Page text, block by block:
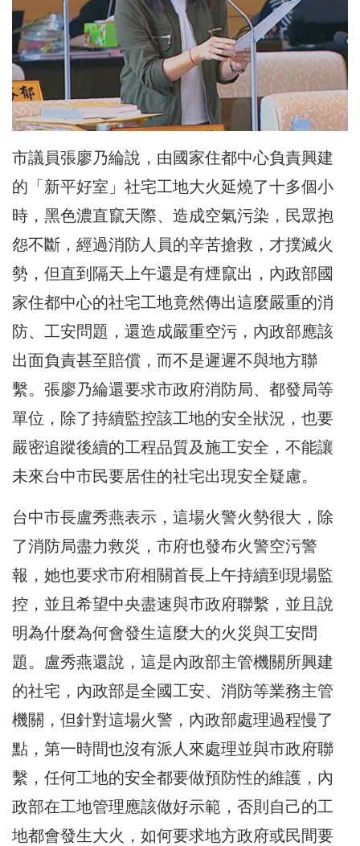
市議員張廖乃綸說，由國家住都中心負責興建
的「新平好室」社宅工地大火延燒了十多個小
時，黑色濃直竄天際、造成空氣污染，民眾抱
怨不斷，經過消防人員的辛苦搶救，才撲滅火
勢，但直到隔天上午還是有煙竄出，內政部國
家住都中心的社宅工地竟然傳出這麼嚴重的消
防、工安問題，還造成嚴重空污，內政部應該
出面負責甚至賠償，而不是遲遲不與地方聯
繫。張廖乃綸還要求市政府消防局、都發局等
單位，除了持續監控該工地的安全狀況，也要
嚴密追蹤後續的工程品質及施工安全，不能讓
未來台中市民要居住的社宅出現安全疑慮。
台中市長盧秀燕表示，這場火警火勢很大，除
了消防局盡力救災，市府也發布火警空污警
報，她也要求市府相關首長上午持續到現場監
控，並且希望中央盡速與市政府聯繫，並且說
明為什麼為何會發生這麼大的火災與工安問
題。盧秀燕還說，這是內政部主管機關所興建
的社宅，內政部是全國工安、消防等業務主管
機關，但針對這場火警，內政部處理過程慢了
點，第一時間也沒有派人來處理並與市政府聯
繫，任何工地的安全都要做預防性的維護，內
政部在工地管理應該做好示範，否則自己的工
地都會發生大火，如何要求地方政府或民間要